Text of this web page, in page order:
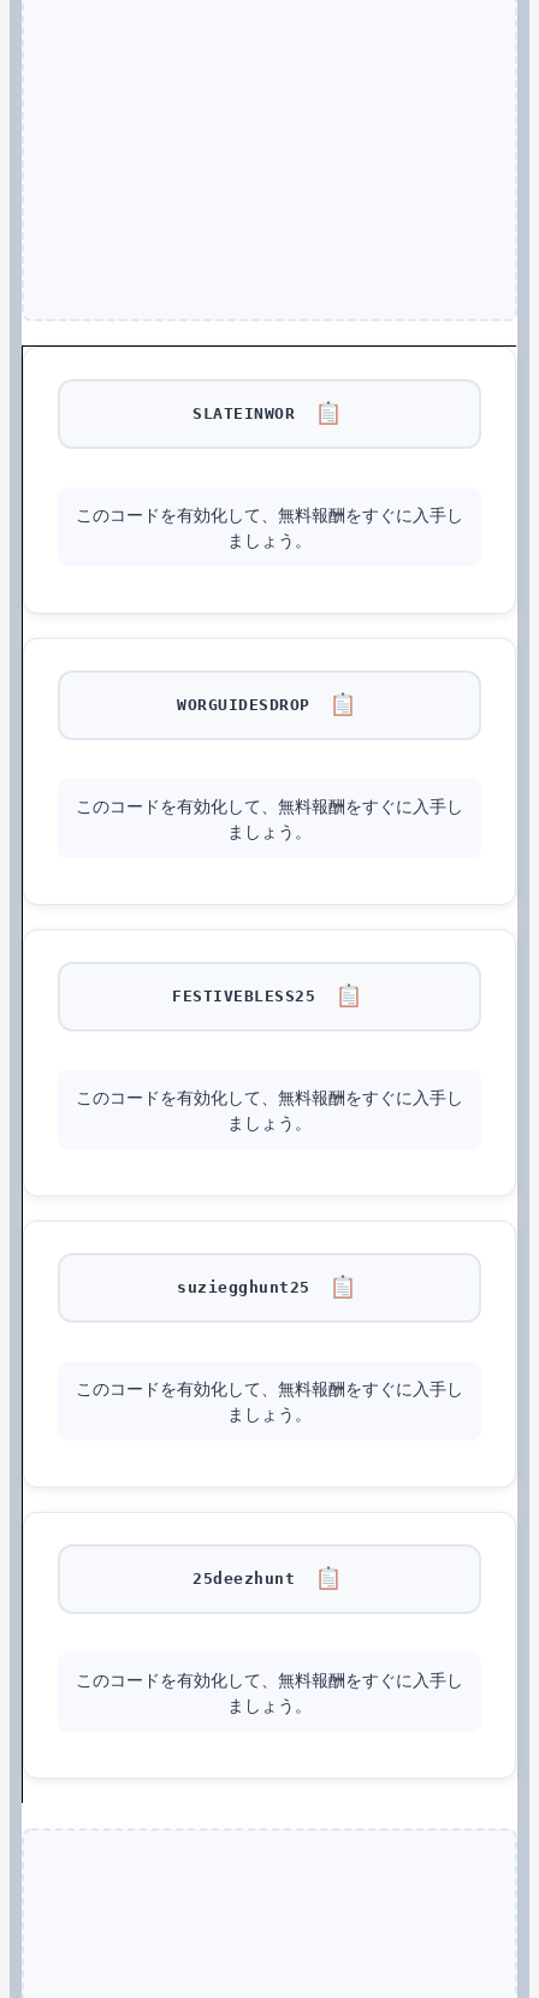
SLATEINWOR
このコードを有効化して、無料報酬をすぐに入手し
ましょう。
WORGUIDESDROP
このコードを有効化して、無料報酬をすぐに入手し
ましょう。
FESTIVEBLESS25
このコードを有効化して、無料報酬をすぐに入手し
ましょう。
suziegghunt25
このコードを有効化して、無料報酬をすぐに入手し
ましょう。
25deezhunt
このコードを有効化して、無料報酬をすぐに入手し
ましょう。